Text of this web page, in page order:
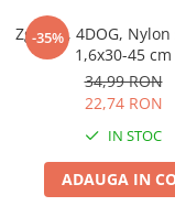
-35%
Zgardă, 4DOG, Nylon
1,6x30-45 cm
34,99 RON
22,74 RON
IN STOC
ADAUGA IN